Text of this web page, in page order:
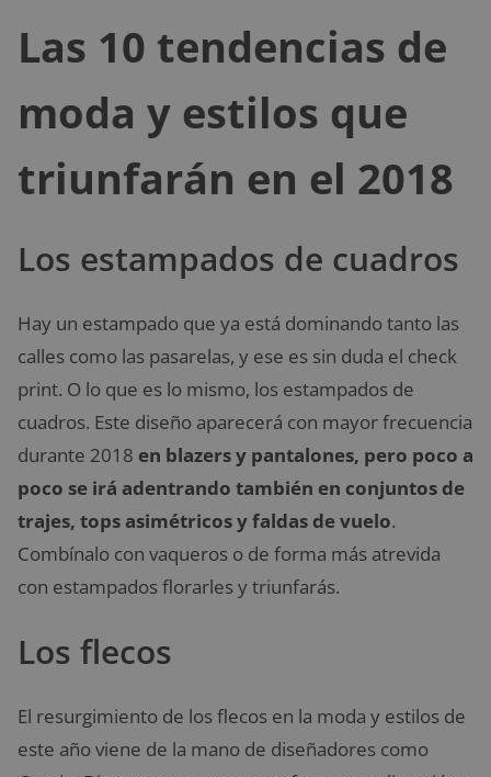
Las 10 tendencias de
moda y estilos que
triunfarán en el 2018
Los estampados de cuadros
Hay un estampado que ya está dominando tanto las
calles como las pasarelas, y ese es sin duda el check
print. O lo que es lo mismo, los estampados de
cuadros. Este diseño aparecerá con mayor frecuencia
durante 2018 en blazers y pantalones, pero poco a
poco se irá adentrando también en conjuntos de
trajes, tops asimétricos y faldas de vuelo.
Combínalo con vaqueros o de forma más atrevida
con estampados florarles y triunfarás.
Los flecos
El resurgimiento de los flecos en la moda y estilos de
este año viene de la mano de diseñadores como